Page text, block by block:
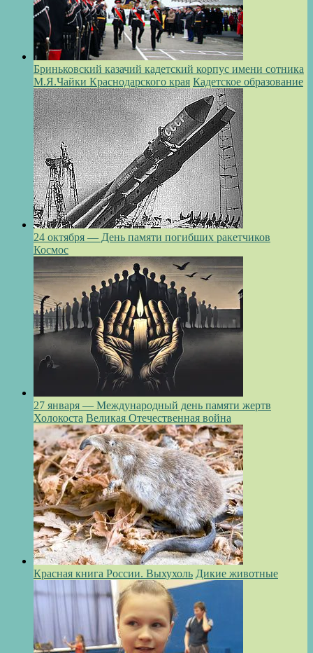
Бриньковский казачий кадетский корпус имени сотника
М.Я.Чайки Краснодарского края Кадетское образование
24 октября — День памяти погибших ракетчиков
Космос
27 января — Международный день памяти жертв
Холокоста Великая Отечественная война
Красная книга России. Выхухоль Дикие животные